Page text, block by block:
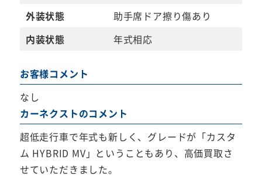
外装状態
助手席ドア擦り傷あり
内装状態
年式相応
お客様コメント
なし
カーネクストのコメント
超低走行車で年式も新しく、グレードが「カスタ
ム HYBRID MV」ということもあり、高価買取さ
せていただきました。